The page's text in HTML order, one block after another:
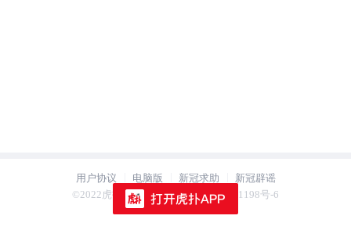
用户协议 电脑版 新冠求助
新冠辟谣
©2022虎扑 hupu.com 沪ICP备2021021198号-6
用户协议 电脑版 新冠求助
新冠辟谣
©2022虎扑 hupu.com 沪ICP备2021021198号-6